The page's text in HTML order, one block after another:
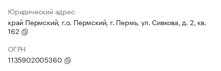
Юридический адрес
край Пермский, г.о. Пермский, г. Пермь, ул. Сивкова, д. 2, кв.
162
ОГРН
1135902005360